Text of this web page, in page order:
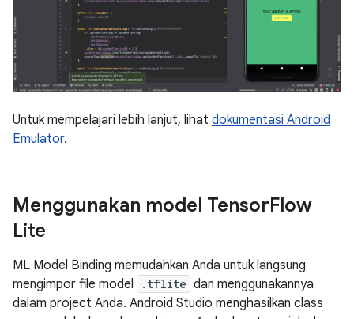
Untuk mempelajari lebih lanjut, lihat dokumentasi Android
Emulator.
Menggunakan model TensorFlow
Lite
ML Model Binding memudahkan Anda untuk langsung
mengimpor file model
.tflite dan menggunakannya
dalam project Anda. Android Studio menghasilkan class